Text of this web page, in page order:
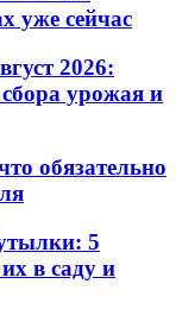
уже сейчас
2026:
урожая и
обязательно
5
в саду и